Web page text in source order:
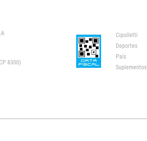
8300)
Cipolletti
Deportes
País
Suplementos